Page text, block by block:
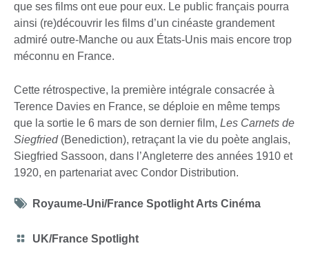
que ses films ont eue pour eux. Le public français pourra
ainsi (re)découvrir les films d’un cinéaste grandement
admiré outre-Manche ou aux États-Unis mais encore trop
méconnu en France.
Cette rétrospective, la première intégrale consacrée à
Terence Davies en France, se déploie en même temps
que la sortie le 6 mars de son dernier film, Les Carnets de
Siegfried(Benediction), retraçant la vie du poète anglais,
Siegfried Sassoon, dans l’Angleterre des années 1910 et
1920, en partenariat avec Condor Distribution.
Tag
Royaume-Uni/France Spotlight Arts Cinéma
Category
UK/France Spotlight